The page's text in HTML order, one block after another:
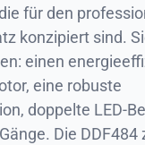
für den
konzipiert sind.
einen
eine robuste
doppelte LED-
Die DDF484